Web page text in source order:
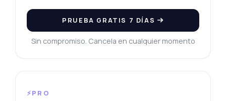
PRUEBA GRATIS 7 DÍAS
Sin compromiso. Cancela en cualquier momento
⚡PRO